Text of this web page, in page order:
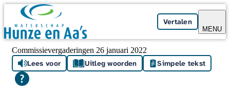
Skip navigation
Vertalen
MENU
Commissievergaderingen 26 januari 2022
Lees voor Uitleg woorden Simpele tekst